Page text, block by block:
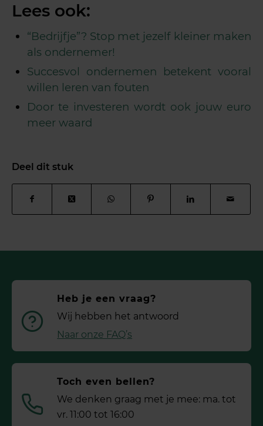
Lees ook:
“Bedrijfje”? Stop met jezelf kleiner maken
als ondernemer!
Succesvol ondernemen betekent vooral
willen leren van fouten
Door te investeren wordt ook jouw euro
meer waard
Deel dit stuk
Heb je een vraag?
Wij hebben het antwoord
Naar onze FAQ’s
Toch even bellen?
We denken graag met je mee: ma. tot
vr. 11:00 tot 16:00